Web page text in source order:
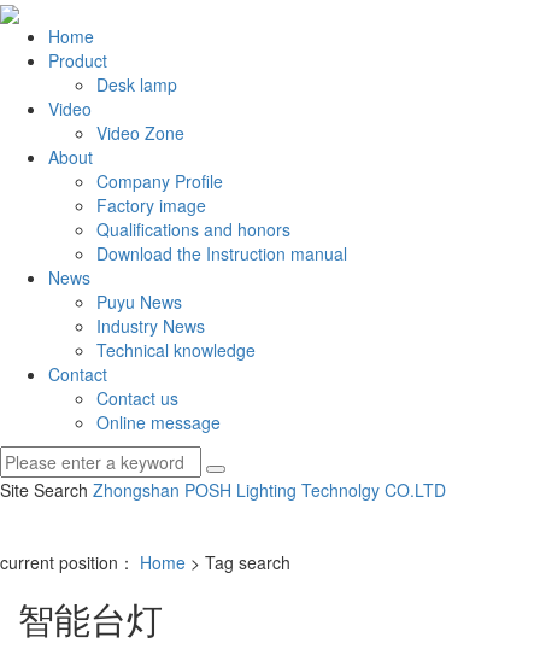
Home
Product
Desk lamp
Video
Video Zone
About
Company Profile
Factory image
Qualifications and honors
Download the Instruction manual
News
Puyu News
Industry News
Technical knowledge
Contact
Contact us
Online message
Site Search Zhongshan POSH Lighting Technolgy CO.LTD
current position： Home > Tag search
智能台灯